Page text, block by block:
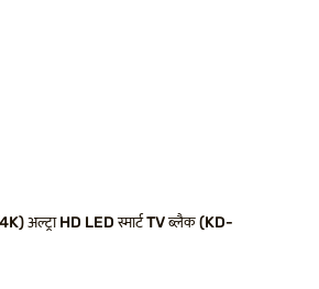
अल्ट्रा HD LED स्मार्ट TV ब्लैक (KD-